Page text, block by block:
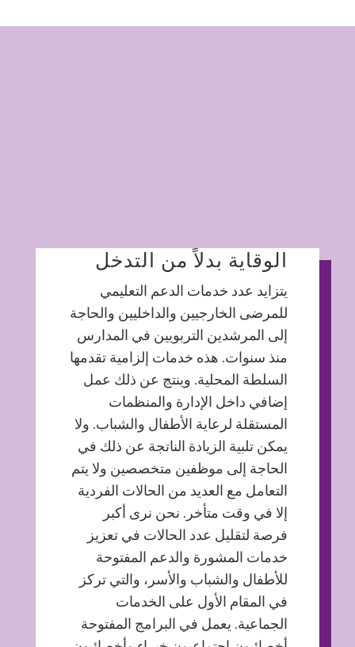
الوقاية بدلاً من التدخل
يتزايد عدد خدمات الدعم التعليمي
للمرضى الخارجيين والداخليين والحاجة
إلى المرشدين التربويين في المدارس
منذ سنوات. هذه خدمات إلزامية تقدمها
السلطة المحلية. وينتج عن ذلك عمل
إضافي داخل الإدارة والمنظمات
المستقلة لرعاية الأطفال والشباب. ولا
يمكن تلبية الزيادة الناتجة عن ذلك في
الحاجة إلى موظفين متخصصين ولا يتم
التعامل مع العديد من الحالات الفردية
إلا في وقت متأخر. نحن نرى أكبر
فرصة لتقليل عدد الحالات في تعزيز
خدمات المشورة والدعم المفتوحة
للأطفال والشباب والأسر، والتي تركز
في المقام الأول على الخدمات
الجماعية. يعمل في البرامج المفتوحة